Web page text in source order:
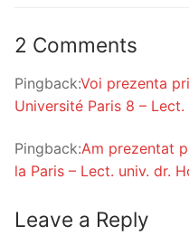
2 Comments
Pingback:Voi prezenta
Université Paris 8 –
Pingback:Am prezentat
la Paris – Lect. univ. dr.
Leave a Reply